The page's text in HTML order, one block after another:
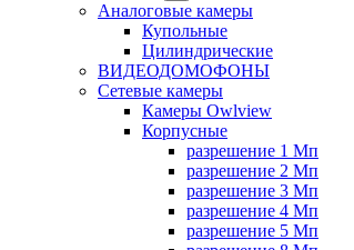
Аналоговые камеры
Купольные
Цилиндрические
ВИДЕОДОМОФОНЫ
Сетевые камеры
Камеры Owlview
Корпусные
разрешение 1 Мп
разрешение 2 Мп
разрешение 3 Мп
разрешение 4 Мп
разрешение 5 Мп